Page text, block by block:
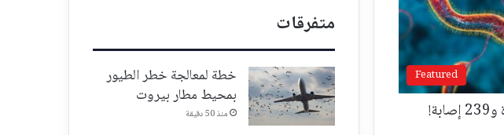
Featured
متفرقات
خطة لمعالجة خطر الطيور
بمحيط مطار بيروت
منذ 50 دقيقة